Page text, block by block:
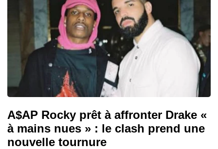
A$AP Rocky prêt à affronter Drake «
à mains nues » : le clash prend une
nouvelle tournure